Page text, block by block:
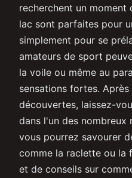
recherchent un moment
lac sont parfaites pour
simplement pour se
amateurs de sport
la voile ou même au
sensations fortes.
découvertes, laissez-
dans l'un des nombreux
vous pourrez savourer
comme la raclette ou la
et de conseils sur